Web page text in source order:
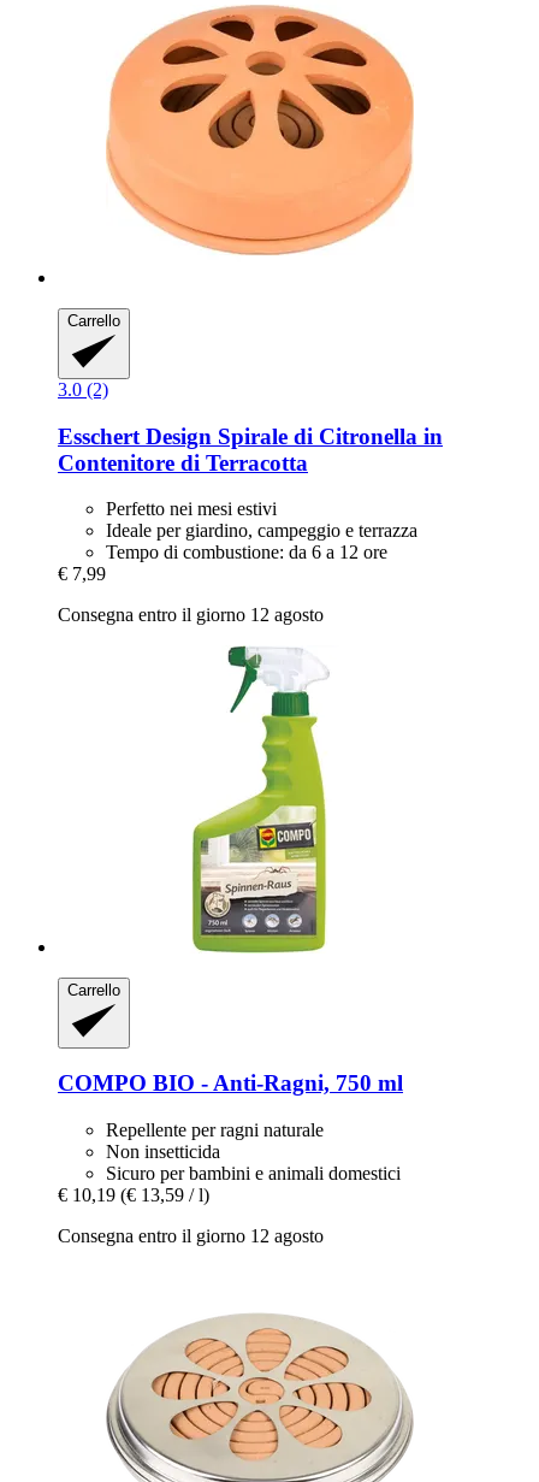
Carrello
3.0 (2)
Esschert Design Spirale di Citronella in
Contenitore di Terracotta
Perfetto nei mesi estivi
Ideale per giardino, campeggio e terrazza
Tempo di combustione: da 6 a 12 ore
€ 7,99
Consegna entro il giorno 12 agosto
Carrello
COMPO BIO -​ Anti-​Ragni, 750 ml
Repellente per ragni naturale
Non insetticida
Sicuro per bambini e animali domestici
€ 10,19 (€ 13,59 / l)
Consegna entro il giorno 12 agosto